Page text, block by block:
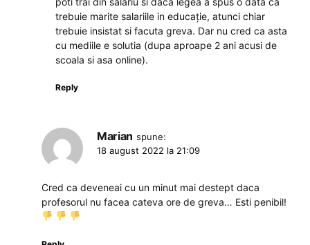
trebuie marite salariile in educație, atunci chiar
trebuie insistat si facuta greva. Dar nu cred ca asta
cu mediile e solutia (dupa aproape 2 ani acusi de
scoala si asa online).
Reply
Marian spune:
18 august 2022 la 21:09
Cred ca deveneai cu un minut mai destept daca
profesorul nu facea cateva ore de greva… Esti penibil!